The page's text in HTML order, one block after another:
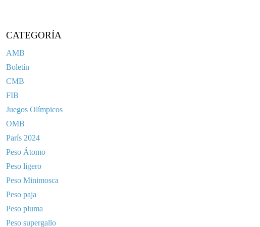
CATEGORÍA
AMB
Boletín
CMB
FIB
Juegos Olímpicos
OMB
París 2024
Peso Átomo
Peso ligero
Peso Minimosca
Peso paja
Peso pluma
Peso supergallo